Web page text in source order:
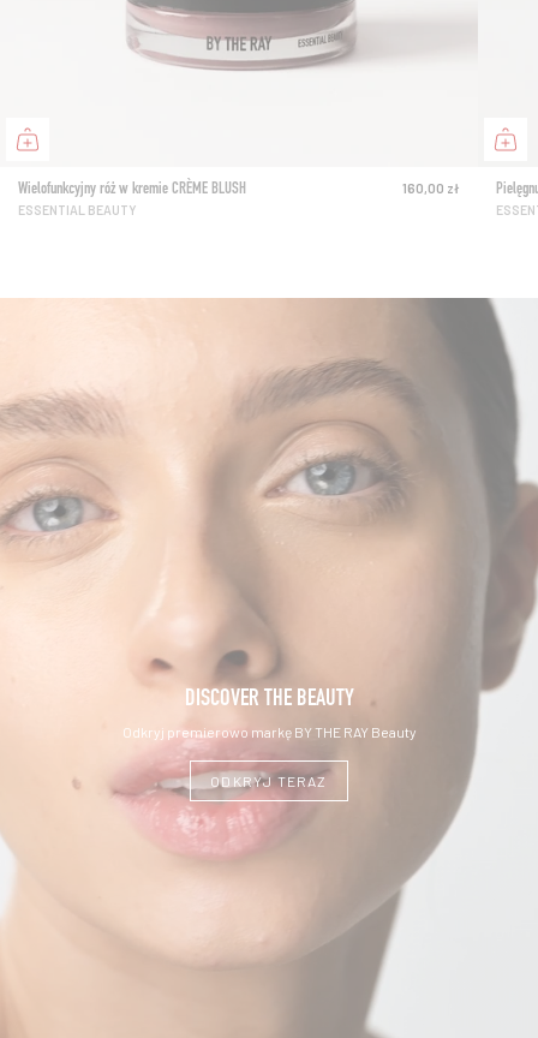
Wielofunkcyjny róż w kremie CRÈME BLUSH
ESSENTIAL BEAUTY
160,00 zł
DISCOVER THE BEAUTY
Odkryj premierowo markę BY THE RAY Beauty
ODKRYJ TERAZ